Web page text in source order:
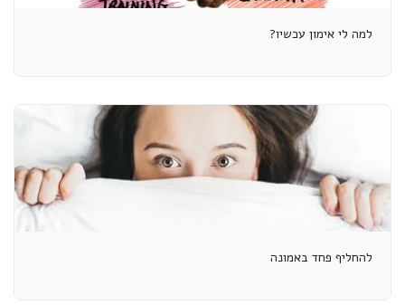
למה לי אימון עכשיו?
להחליף פחד באמונה